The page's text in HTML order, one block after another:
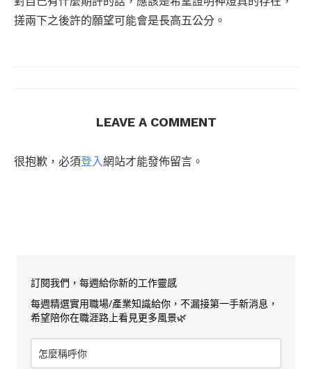
搓兩下之後許的願望可能會是長高五公分。
LEAVE A COMMENT
很抱歉，必須登入網站才能發佈留言。
訂閱我們，每週給你新的工作靈感
每週精選實用職場/產業知識給你，不漏接第一手新消息，
希望陪你在職涯路上看見更多風景🌿